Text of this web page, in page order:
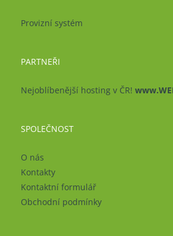
Provizní systém
PARTNEŘI
Nejoblíbenější hosting v ČR!
SPOLEČNOST
O nás
Kontakty
Kontaktní formulář
Obchodní podmínky